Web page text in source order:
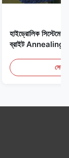
হাইড্রোলিক সিস্টেমের
ব্রাইট Annealing
সেরা